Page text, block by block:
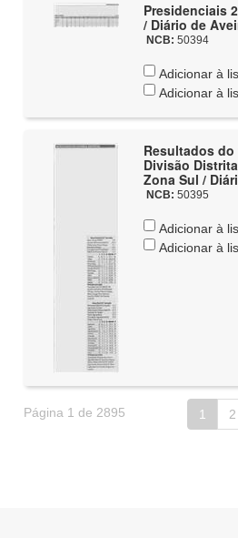
Presidenciais
/ Diário de
NCB: 50394
Adicionar à
Adicionar à
Resultados
Divisão
Zona Sul /
NCB: 50395
Adicionar à
Adicionar à
Página 1 de 2895 1 2